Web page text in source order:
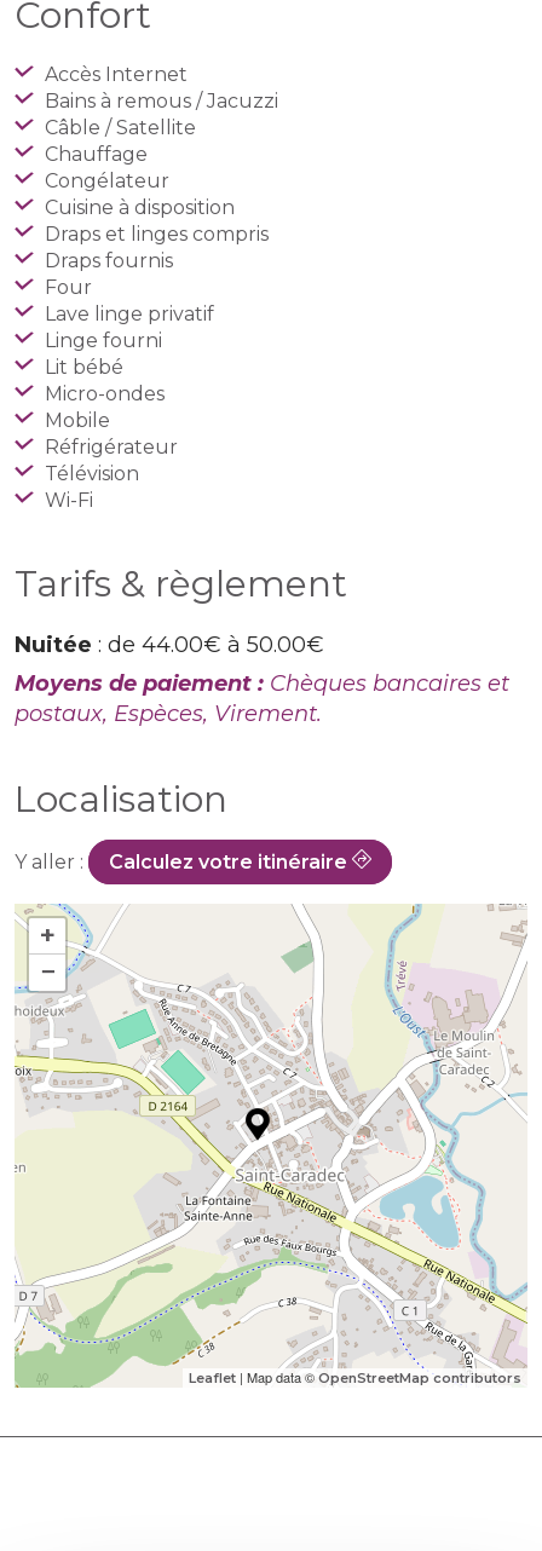
Confort
Accès Internet
Bains à remous / Jacuzzi
Câble / Satellite
Chauffage
Congélateur
Cuisine à disposition
Draps et linges compris
Draps fournis
Four
Lave linge privatif
Linge fourni
Lit bébé
Micro-ondes
Mobile
Réfrigérateur
Télévision
Wi-Fi
Tarifs & règlement
Nuitée : de 44.00€ à 50.00€
Moyens de paiement : Chèques bancaires et
postaux, Espèces, Virement.
Localisation
Y aller : Calculez votre itinéraire
+
−
Leaflet | Map data © OpenStreetMap contributors